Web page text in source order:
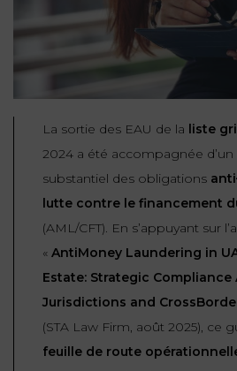
& ASSURANCE
IMMOBILIER
CONTRATS &
CONSOMMATION
DROIT
ADMINISTRATIF
VOS
DROITS
AFFAIRES
RESPONSABILITÉ
FISCALITÉ
IMMOBILIER
DROIT
DU
TRAVAIL
DROIT
ADMINISTRATIF
FRANCO-
TURC
START-
UPS
RGPD
DONNÉES
PERSONNELLES
DROIT
DU
NUMÉRIQUE
PROPRIÉTÉ
INTELLECTUELLE
REJOIGNEZ-
NOUS
RDV
72
24
72
EN LIGNE
La sortie des EAU de la liste
2024 a été accompagnée
substantiel des obligations anti
lutte contre le financement
(AML/CFT). En s’appuyant sur
« AntiMoney Laundering in
Estate: Strategic Compliance
Jurisdictions and
(STA Law Firm, août 2025), ce
feuille de route